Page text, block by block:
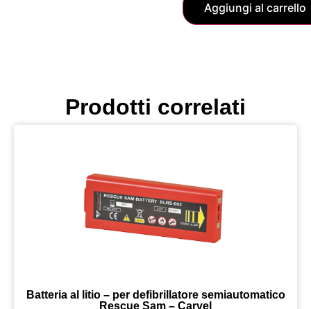
Aggiungi al carrello
Prodotti correlati
Batteria al litio – per defibrillatore semiautomatico
Rescue Sam – Carvel